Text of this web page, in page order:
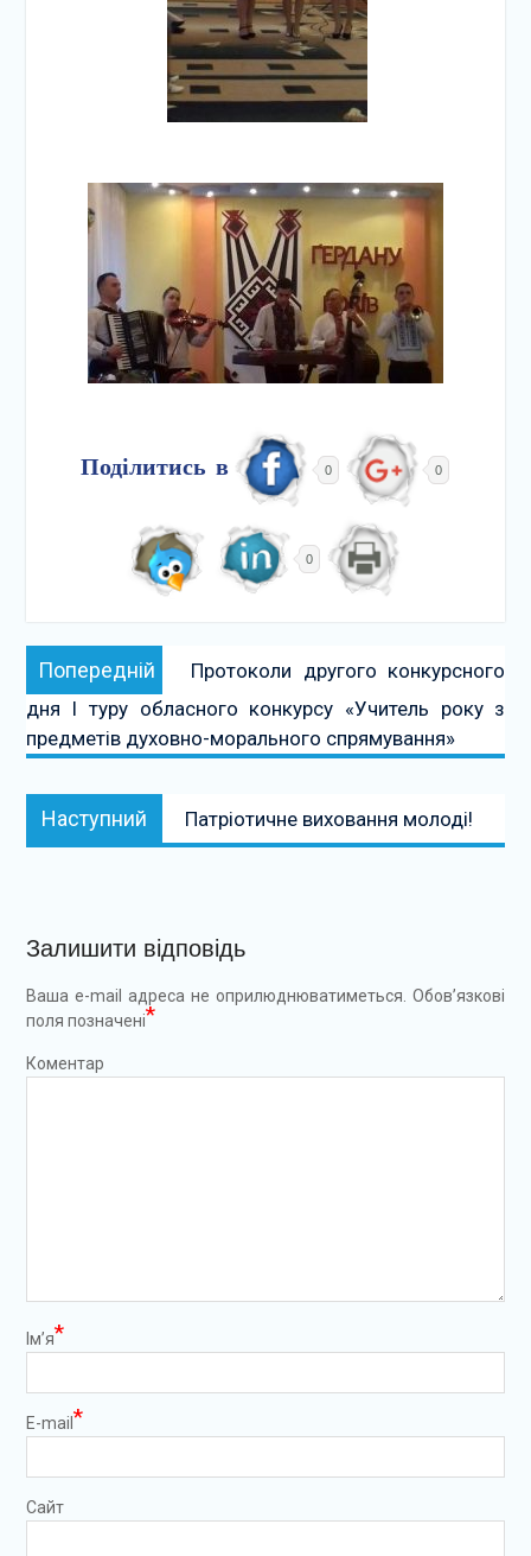
Поділитись в 0 0
0
Навігація
записів
Попередній Попередній:
Протоколи другого конкурсного
дня І туру обласного конкурсу «Учитель року з
предметів духовно-морального спрямування»
Наступний Наступний:
Патріотичне виховання молоді!
Залишити відповідь
Ваша e-mail адреса не оприлюднюватиметься. Обов’язкові
поля позначені*
Коментар
Ім’я*
E-mail *
Сайт